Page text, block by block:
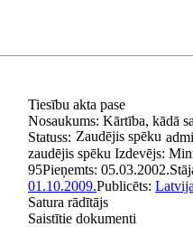
Tiesību akta pase
Nosaukums: Kārtība, kādā
Statuss: Zaudējis spēku
zaudējis spēku Izdevējs:
95Pieņemts: 05.03.2002.
01.10.2009.Publicēts:
Satura rādītājs
Saistītie dokumenti